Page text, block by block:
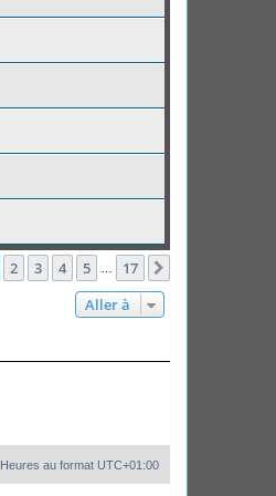
sur17
2 3 4 5 17
Aller à
Heures au format UTC+01:00